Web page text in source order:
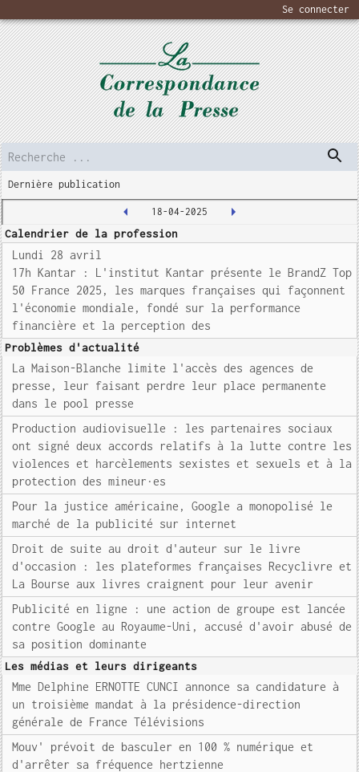
Se connecter
Dernière publication
18-04-2025
Calendrier de la profession
Lundi 28 avril
17h Kantar : L'institut Kantar présente le BrandZ Top
50 France 2025, les marques françaises qui façonnent
l'économie mondiale, fondé sur la performance
financière et la perception des
Problèmes d'actualité
La Maison-Blanche limite l'accès des agences de
presse, leur faisant perdre leur place permanente
dans le pool presse
Production audiovisuelle : les partenaires sociaux
ont signé deux accords relatifs à la lutte contre les
violences et harcèlements sexistes et sexuels et à la
protection des mineur·es
Pour la justice américaine, Google a monopolisé le
marché de la publicité sur internet
Droit de suite au droit d'auteur sur le livre
d'occasion : les plateformes françaises Recyclivre et
La Bourse aux livres craignent pour leur avenir
Publicité en ligne : une action de groupe est lancée
contre Google au Royaume-Uni, accusé d'avoir abusé de
sa position dominante
Les médias et leurs dirigeants
Mme Delphine ERNOTTE CUNCI annonce sa candidature à
un troisième mandat à la présidence-direction
générale de France Télévisions
Mouv' prévoit de basculer en 100 % numérique et
d'arrêter sa fréquence hertzienne